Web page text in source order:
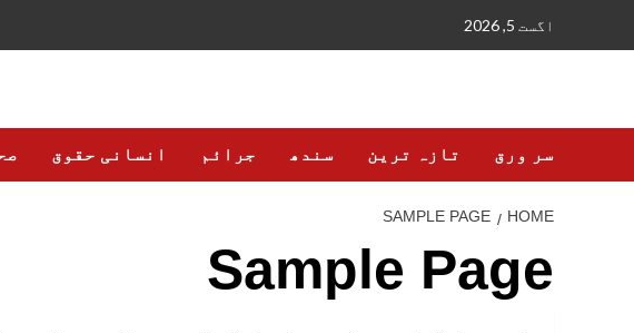
اگست 5, 2026
سر ورق تازہ ترین سندھ جرائم انسانی حقوق
HOME
SAMPLE PAGE
Sample Page